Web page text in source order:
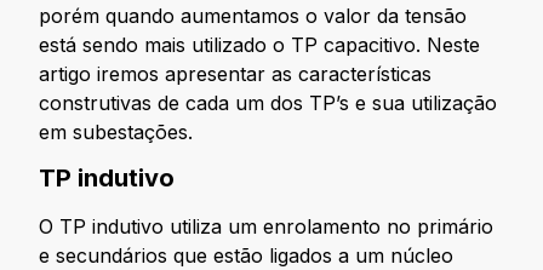
porém quando aumentamos o valor da tensão
está sendo mais utilizado o TP capacitivo. Neste
artigo iremos apresentar as características
construtivas de cada um dos TP’s e sua utilização
em subestações.
TP indutivo
O TP indutivo utiliza um enrolamento no primário
e secundários que estão ligados a um núcleo